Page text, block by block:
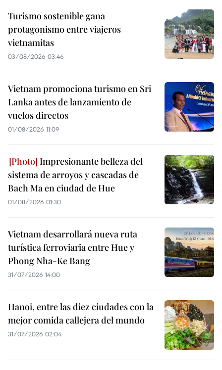
Turismo sostenible gana
protagonismo entre viajeros
vietnamitas
03/08/2026 03:46
Vietnam promociona turismo en Sri
Lanka antes de lanzamiento de
vuelos directos
01/08/2026 11:09
Impresionante belleza del
sistema de arroyos y cascadas de
Bach Ma en ciudad de Hue
01/08/2026 01:30
Vietnam desarrollará nueva ruta
turística ferroviaria entre Hue y
Phong Nha-Ke Bang
31/07/2026 14:00
Hanoi, entre las diez ciudades con la
mejor comida callejera del mundo
31/07/2026 02:04